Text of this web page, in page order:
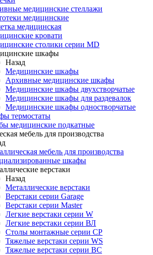
медицинские стеллажи
медицинские
медицинская
кровати
столики серии MD
шкафы
Назад
Медицинские шкафы
Архивные медицинские шкафы
Медицинские шкафы двухстворчатые
Медицинские шкафы для раздевалок
Медицинские шкафы одностворчатые
термостаты
медицинские подкатные
мебель для производства
мебель для производства
шкафы
верстаки
Назад
Металлические верстаки
Верстаки серии Garage
Верстаки серии Master
Легкие верстаки серии W
Легкие верстаки серии ВЛ
Столы монтажные серии СР
Тяжелые верстаки серии WS
Тяжелые верстаки серии ВС